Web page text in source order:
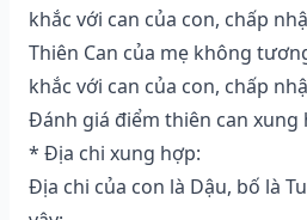
khắc với can của con, chấp
Thiên Can của mẹ không
khắc với can của con, chấp
Đánh giá điểm thiên can xung
* Địa chi xung hợp:
Địa chi của con là Dậu, bố là